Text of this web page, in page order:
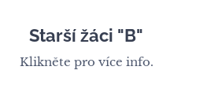
Starší žáci "B"
Klikněte pro více info.